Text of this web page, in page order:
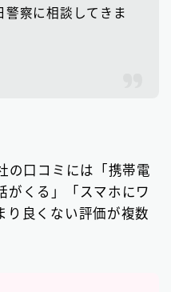
察に相談してきま
の口コミには「携帯電
がくる」「スマホにワ
り良くない評価が複数